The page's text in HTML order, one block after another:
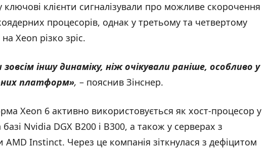
клієнти сигналізували про можливе скорочення
процесорів, однак у третьому та четвертому
Xeon різко зріс.
іншу динаміку, ніж очікували раніше, особливо у
платформ», – пояснив Зінснер.
Xeon 6 активно використовується як хост-процесор у
Nvidia DGX B200 і B300, а також у серверах з
Instinct. Через це компанія зіткнулася з дефіцитом